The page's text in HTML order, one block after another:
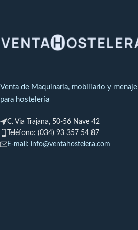
está realizado en madera de bambú.
Venta de Maquinaria, mobiliario y menaje
para hostelería
C. Via Trajana, 50-56 Nave 42
Teléfono: (034) 93 357 54 87
E-mail: info@ventahostelera.com